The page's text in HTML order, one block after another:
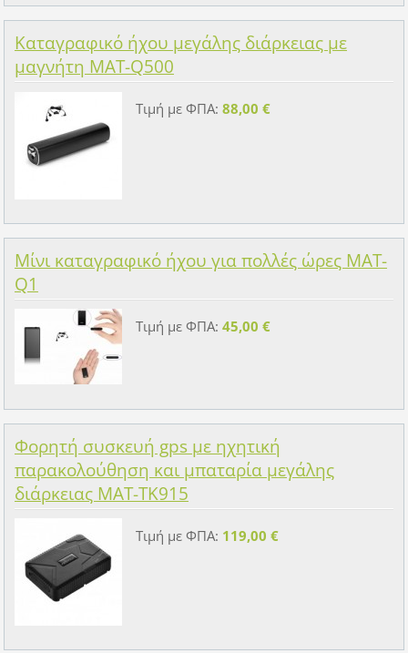
Καταγραφικό ήχου μεγάλης διάρκειας με
μαγνήτη MAT-Q500
Τιμή με ΦΠΑ: 88,00 €
Μίνι καταγραφικό ήχου για πολλές ώρες MAT-
Q1
Τιμή με ΦΠΑ: 45,00 €
Φορητή συσκευή gps με ηχητική
παρακολούθηση και μπαταρία μεγάλης
διάρκειας MAT-TK915
Τιμή με ΦΠΑ: 119,00 €